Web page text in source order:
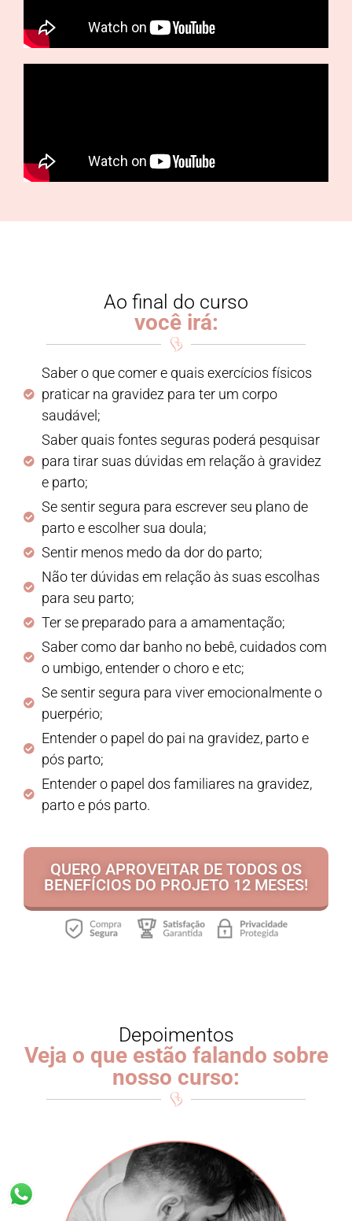
Ao final do curso
você irá:
Saber o que comer e quais exercícios físicos
praticar na gravidez para ter um corpo
saudável;
Saber quais fontes seguras poderá pesquisar
para tirar suas dúvidas em relação à gravidez
e parto;
Se sentir segura para escrever seu plano de
parto e escolher sua doula;
Sentir menos medo da dor do parto;
Não ter dúvidas em relação às suas escolhas
para seu parto;
Ter se preparado para a amamentação;
Saber como dar banho no bebê, cuidados com
o umbigo, entender o choro e etc;
Se sentir segura para viver emocionalmente o
puerpério;
Entender o papel do pai na gravidez, parto e
pós parto;
Entender o papel dos familiares na gravidez,
parto e pós parto.
QUERO APROVEITAR DE TODOS OS
BENEFÍCIOS DO PROJETO 12 MESES!
Depoimentos
Veja o que estão falando sobre
nosso curso: